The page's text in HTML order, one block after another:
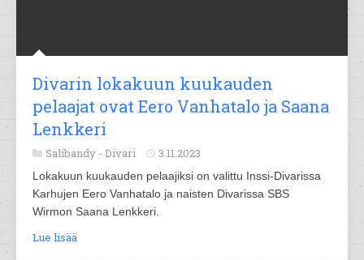
Divarin lokakuun kuukauden
pelaajat ovat Eero Vanhatalo ja Saana
Lenkkeri
Salibandy - Divari 3.11.2023
Lokakuun kuukauden pelaajiksi on valittu Inssi-Divarissa
Karhujen Eero Vanhatalo ja naisten Divarissa SBS
Wirmon Saana Lenkkeri.
Lue lisää